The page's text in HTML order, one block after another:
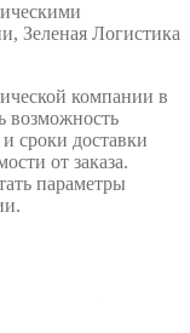
Логистика
компании в
возможность
сроки доставки
от заказа.
параметры